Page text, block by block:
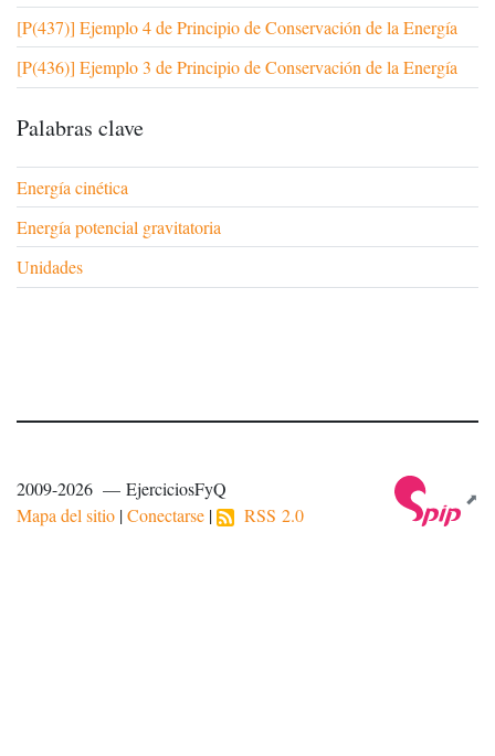
[P(437)] Ejemplo 4 de Principio de Conservación de la Energía
[P(436)] Ejemplo 3 de Principio de Conservación de la Energía
Palabras clave
Energía cinética
Energía potencial gravitatoria
Unidades
2009-2026 — EjerciciosFyQ
Mapa del sitio |Conectarse | RSS 2.0